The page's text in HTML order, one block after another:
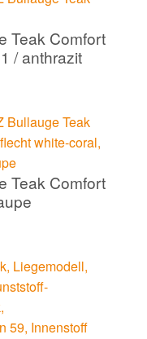
Teak Comfort
/ anthrazit
Teak Comfort